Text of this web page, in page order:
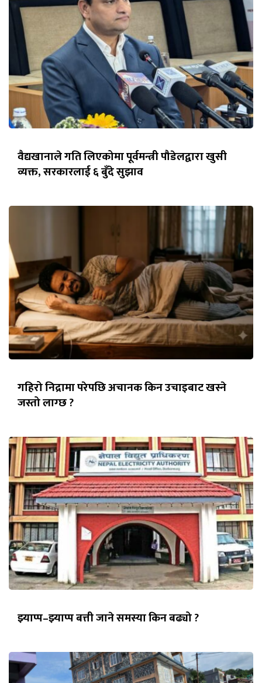
वैद्यखानाले गति लिएकोमा पूर्वमन्त्री पौडेलद्वारा खुसी
व्यक्त, सरकारलाई ६ बुँदे सुझाव
गहिरो निद्रामा परेपछि अचानक किन उचाइबाट खस्ने
जस्तो लाग्छ ?
झ्याप्प–झ्याप्प बत्ती जाने समस्या किन बढ्यो ?